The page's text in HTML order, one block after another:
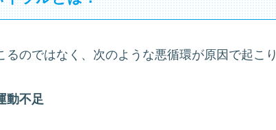
のではなく、次のような悪循環が原因で起こり
動不足